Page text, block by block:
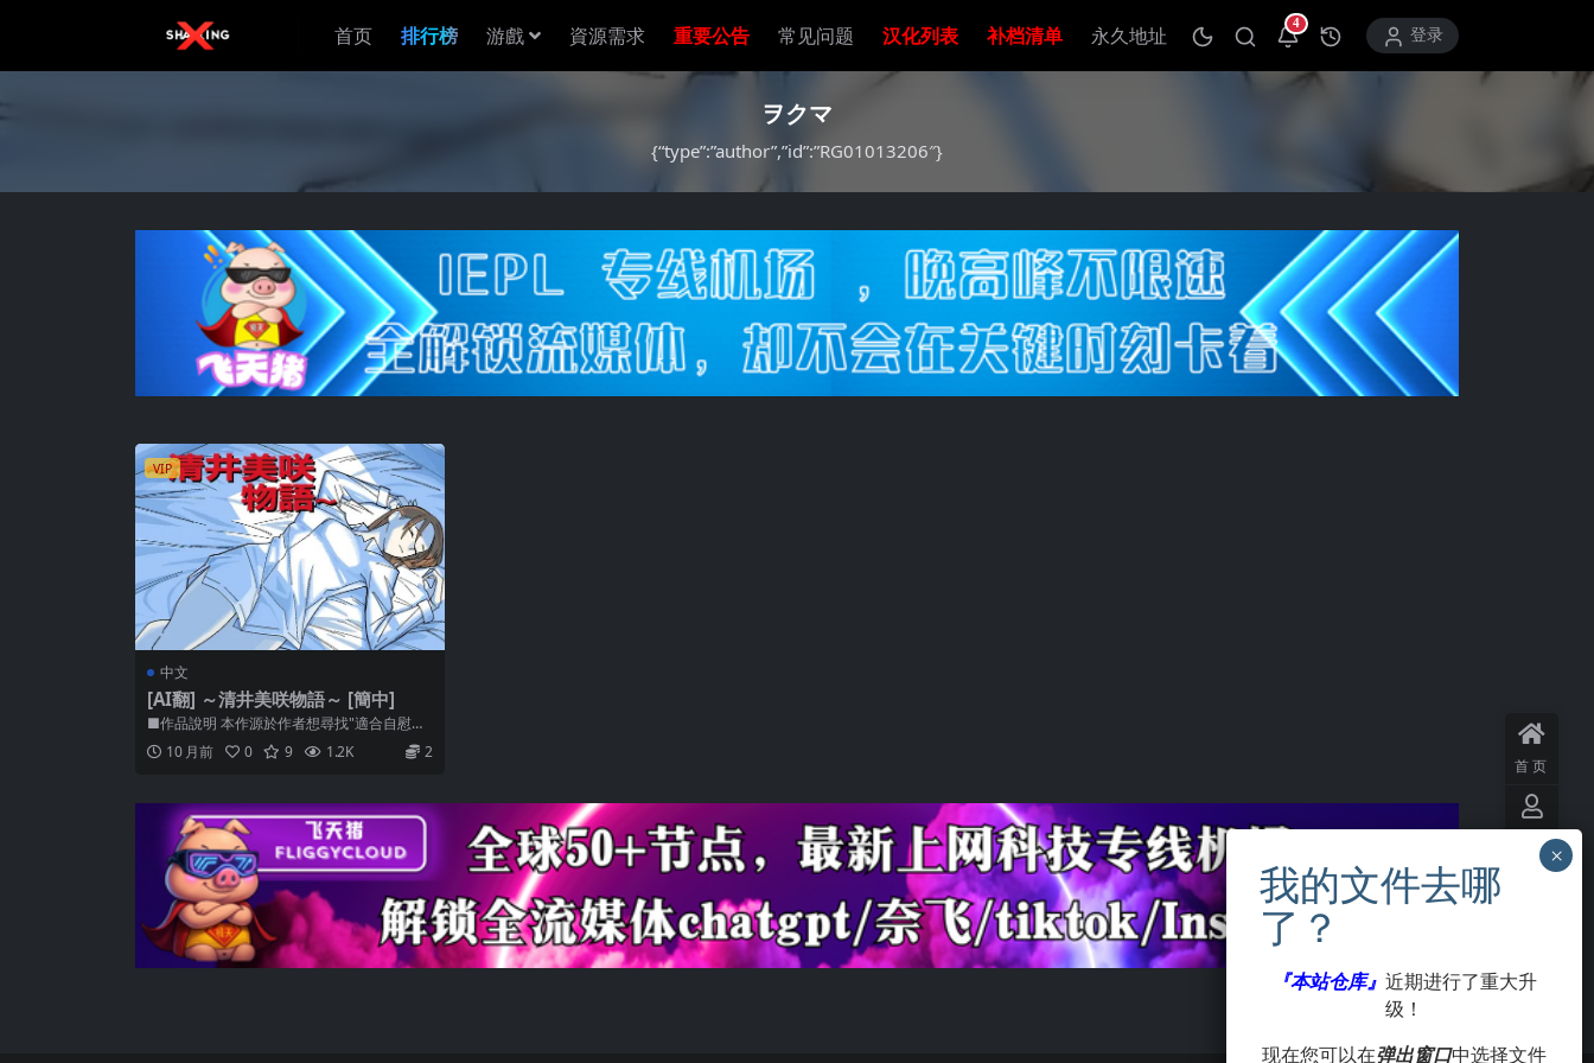
首页 排行榜 游戲 資源需求 重要公告 常见问题 汉化列表 补档清单 永久地址 4
打开通知中心登录
ヲクマ
{“type”:”author”,”id”:”RG01013206″}
VIP
中文
[AI翻] ～清井美咲物語～ [簡中]
■作品說明 本作源於作者想尋找"適合自慰的
PC98色情遊戲NTR題材作...
10 月前 0 9 1.2K 2
首页
用户
中心
『本站仓库』 近期进行了重大升
级！
现在您可以在弹出窗口中选择文件